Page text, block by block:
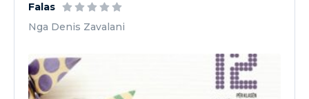
Falas
Nga Denis Zavalani